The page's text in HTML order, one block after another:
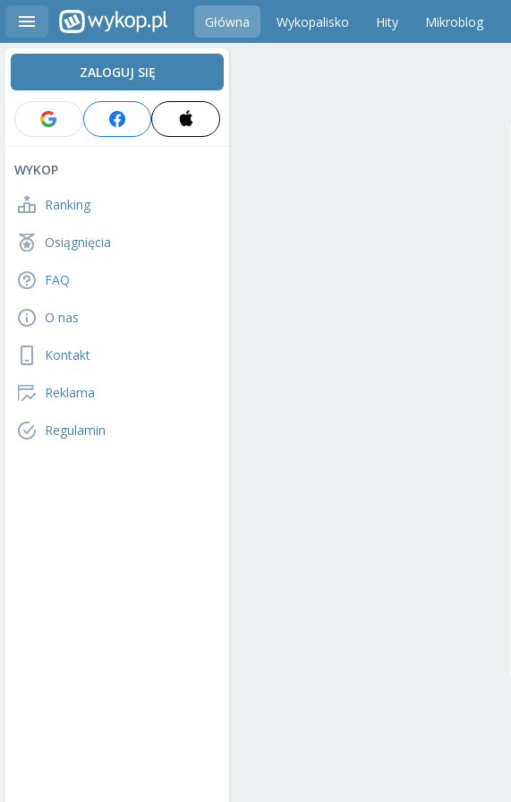
Główna Wykopalisko Hity Mikroblog
ZALOGUJ SIĘ
WYKOP
Ranking
Osiągnięcia
FAQ
O nas
Kontakt
Reklama
Regulamin